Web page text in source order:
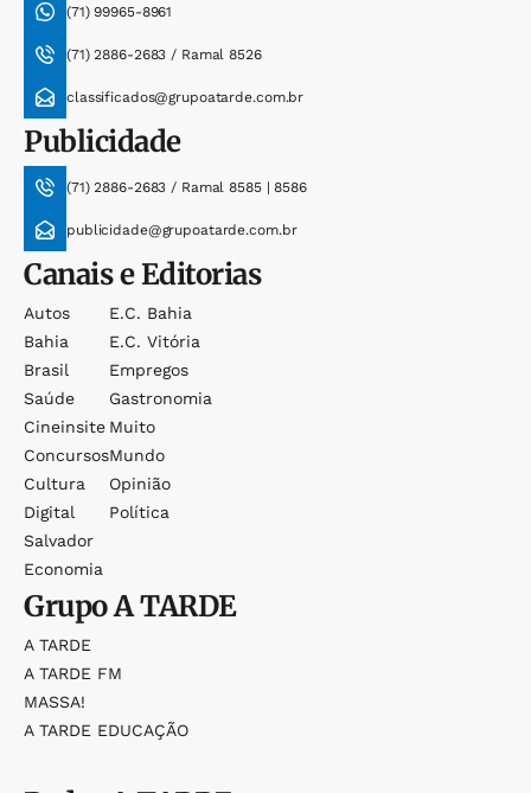
(71) 99965-8961
(71) 2886-2683 / Ramal 8526
classificados@grupoatarde.com.br
Publicidade
(71) 2886-2683 / Ramal 8585 | 8586
publicidade@grupoatarde.com.br
Canais e Editorias
Autos
Bahia
Brasil
Saúde
Cineinsite
Concursos
Cultura
Digital
Salvador
Economia
E.c. Bahia
E.c. Vitória
Empregos
Gastronomia
Muito
Mundo
Opinião
Política
GrupoA TARDE
A TARDE
A TARDE FM
MASSA!
A TARDE EDUCAÇÃO